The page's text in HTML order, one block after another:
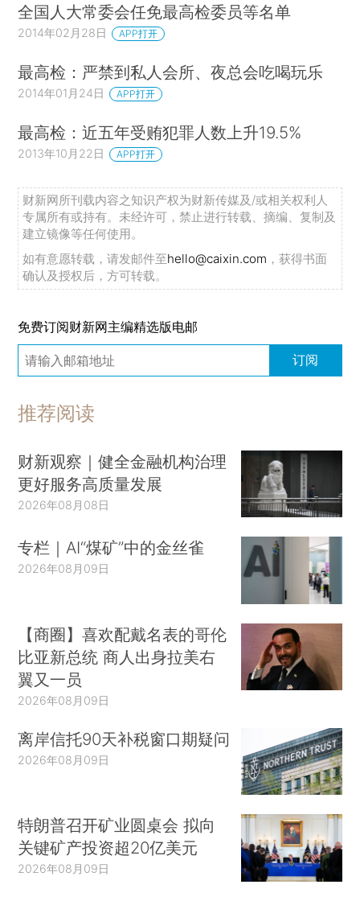
全国人大常委会任免最高检委员等名单
2014年02月28日 APP打开
最高检：严禁到私人会所、夜总会吃喝玩乐
2014年01月24日 APP打开
最高检：近五年受贿犯罪人数上升19.5%
2013年10月22日 APP打开
财新网所刊载内容之知识产权为财新传媒及/或相关权利人
专属所有或持有。未经许可，禁止进行转载、摘编、复制及
建立镜像等任何使用。
如有意愿转载，请发邮件至hello@caixin.com ，获得书面
确认及授权后，方可转载。
免费订阅财新网主编精选版电邮
订阅
推荐阅读
财新观察｜健全金融机构治理
更好服务高质量发展
2026年08月08日
专栏｜AI“煤矿”中的金丝雀
2026年08月09日
【商圈】喜欢配戴名表的哥伦
比亚新总统 商人出身拉美右
翼又一员
2026年08月09日
离岸信托90天补税窗口期疑问
2026年08月09日
特朗普召开矿业圆桌会 拟向
关键矿产投资超20亿美元
2026年08月09日